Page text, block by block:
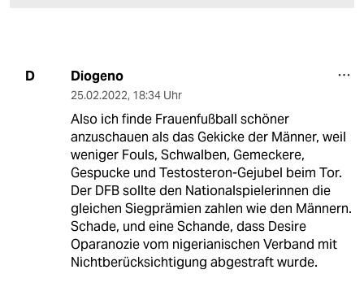
D Diogeno
25.02.2022, 18:34 Uhr
Also ich finde Frauenfußball schöner
anzuschauen als das Gekicke der Männer, weil
weniger Fouls, Schwalben, Gemeckere,
Gespucke und Testosteron-Gejubel beim Tor.
Der DFB sollte den Nationalspielerinnen die
gleichen Siegprämien zahlen wie den Männern.
Schade, und eine Schande, dass Desire
Oparanozie vom nigerianischen Verband mit
Nichtberücksichtigung abgestraft wurde.